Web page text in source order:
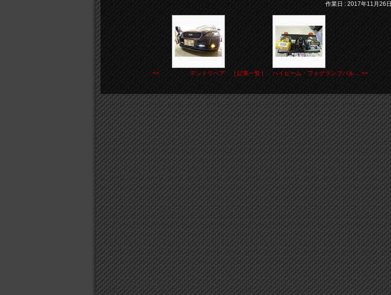
作業日 : 2017年11月26日
<< デントリペア | 記事一覧 | ハイビーム・フォグランプバル ... >>